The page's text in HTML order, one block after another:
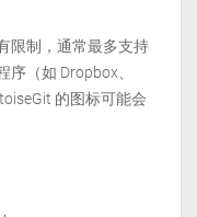
限制，通常最多支持
（如 Dropbox、
的图标可能会